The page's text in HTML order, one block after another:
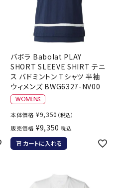
バボラ Babolat PLAY
SHORT SLEEVE SHIRT テニ
ス バドミントン Tシャツ 半袖
ウィメンズ BWG6327-NV00
本体価格 ¥9,350 （税込）
販売価格 ¥9,350 税込
カートに入れる